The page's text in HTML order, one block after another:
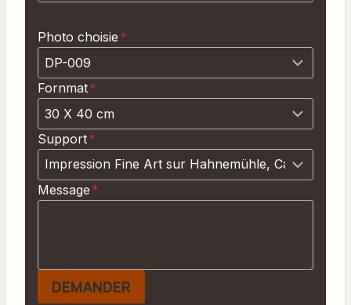
Photo choisie *
Fornmat*
Support*
Message *
DEMANDER